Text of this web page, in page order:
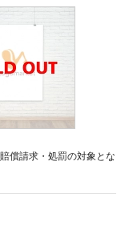
償請求・処罰の対象とな